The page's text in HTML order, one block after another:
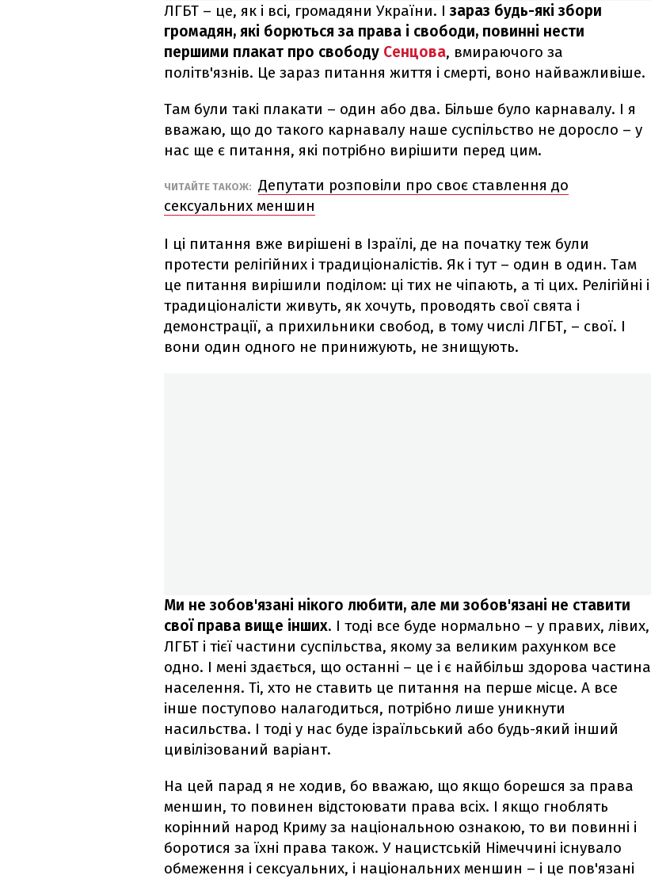
ЛГБТ – це, як і всі, громадяни України. Ізараз будь-які збори
громадян, які борються за права і свободи, повинні нести
першими плакат про свободу Сенцова, вмираючого за
політв'язнів. Це зараз питання життя і смерті, воно найважливіше.
Там були такі плакати – один або два. Більше було карнавалу. І я
вважаю, що до такого карнавалу наше суспільство не доросло – у
нас ще є питання, які потрібно вирішити перед цим.
ЧИТАЙТЕ ТАКОЖ: Депутати розповіли про своє ставлення до
сексуальних меншин
І ці питання вже вирішені в Ізраїлі, де на початку теж були
протести релігійних і традиціоналістів. Як і тут – один в один. Там
це питання вирішили поділом: ці тих не чіпають, а ті цих. Релігійні і
традиціоналісти живуть, як хочуть, проводять свої свята і
демонстрації, а прихильники свобод, в тому числі ЛГБТ, – свої. І
вони один одного не принижують, не знищують.
Ми не зобов'язані нікого любити, але ми зобов'язані не ставити
свої права вище інших. І тоді все буде нормально – у правих, лівих,
ЛГБТ і тієї частини суспільства, якому за великим рахунком все
одно. І мені здається, що останні – це і є найбільш здорова частина
населення. Ті, хто не ставить це питання на перше місце. А все
інше поступово налагодиться, потрібно лише уникнути
насильства. І тоді у нас буде ізраїльський або будь-який інший
цивілізований варіант.
На цей парад я не ходив, бо вважаю, що якщо борешся за права
меншин, то повинен відстоювати права всіх. І якщо гноблять
корінний народ Криму за національною ознакою, то ви повинні і
боротися за їхні права також. У нацистській Німеччині існувало
обмеження і сексуальних, і національних меншин – і це пов'язані